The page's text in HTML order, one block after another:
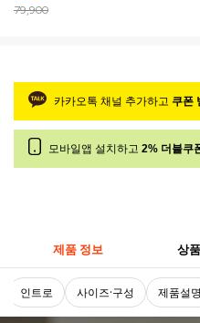
79,900
카카오톡 채널 추가하고 쿠폰
모바일앱 설치하고 2% 더블쿠
제품 정보 상
인트로 사이즈·구성 제품설명